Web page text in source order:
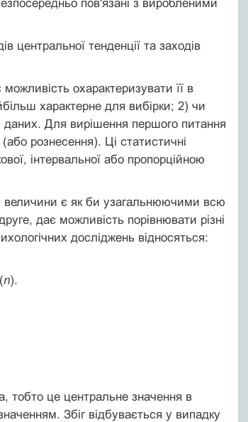
пов'язані з виробленими
центральної тенденції та заходів
охарактеризувати її в
характерне для вибірки; 2) чи
даних. Для вирішення першого питання
рознесення). Ці статистичні
інтервальної або пропорційною
величини є як би узагальнюючими всю
дає можливість порівнювати різні
досліджень відносяться:
n).
тобто це центральне значення в
Збіг відбувається у випадку